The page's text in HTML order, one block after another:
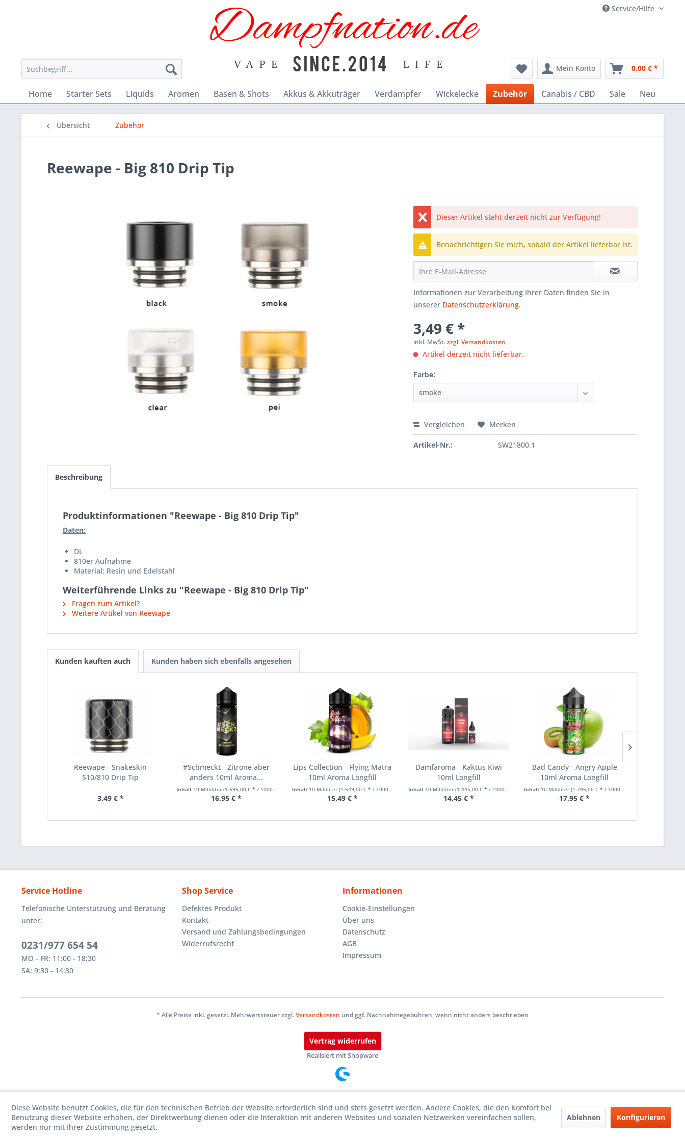
Service/Hilfe
Mein Konto 0,00 € *
Home Starter Sets Liquids Aromen Basen & Shots Akkus & Akkuträger Verdampfer Wickelecke Zubehör Canabis / CBD Sale Neu
Übersicht Zubehör
Reewape - Big 810 Drip Tip
Dieser Artikel steht derzeit nicht zur Verfügung!
Benachrichtigen Sie mich, sobald der Artikel lieferbar ist.
Informationen zur Verarbeitung Ihrer Daten finden Sie in
unserer Datenschutzerklärung.
3,49 € *
inkl. MwSt.zzgl. Versandkosten
Artikel derzeit nicht lieferbar.
Farbe:
Vergleichen Merken
Artikel-Nr.: SW21800.1
Beschreibung
Produktinformationen "Reewape - Big 810 Drip Tip"
Daten:
DL
810er Aufnahme
Material: Resin und Edelstahl
Weiterführende Links zu "Reewape - Big 810 Drip Tip"
Fragen zum Artikel?
Weitere Artikel von Reewape
Kunden kauften auch Kunden haben sich ebenfalls angesehen
Reewape - Snakeskin
510/810 Drip Tip
3,49 € *
#Schmeckt - Zitrone aber
anders 10ml Aroma...
Inhalt 10 Milliliter (1.695,00 € * / 1000 Milliliter)
16,95 € *
Lips Collection - Flying Matra
10ml Aroma Longfill
Inhalt 10 Milliliter(1.549,00 € * / 1000 Milliliter)
15,49 € *
Damfaroma - Kaktus Kiwi
10ml Longfill
Inhalt 10 Milliliter (1.445,00 € * / 1000 Milliliter)
14,45 € *
Bad Candy - Angry Apple
10ml Aroma Longfill
Inhalt 10 Milliliter(1.795,00 € * / 1000 Milliliter)
17,95 € *
Service Hotline
Telefonische Unterstützung und Beratung
unter:
0231/977 654 54
MO - FR: 11:00 - 18:30
SA: 9:30 - 14:30
Shop Service
Defektes Produkt
Kontakt
Versand und Zahlungsbedingungen
Widerrufsrecht
Informationen
Cookie-Einstellungen
Über uns
Datenschutz
AGB
Impressum
* Alle Preise inkl. gesetzl. Mehrwertsteuer zzgl.Versandkosten und ggf. Nachnahmegebühren, wenn nicht anders beschrieben
Vertrag widerrufen
Realisiert mit Shopware
Diese Website benutzt Cookies, die für den technischen Betrieb der Website erforderlich sind und stets gesetzt werden. Andere Cookies, die den Komfort bei
Benutzung dieser Website erhöhen, der Direktwerbung dienen oder die Interaktion mit anderen Websites und sozialen Netzwerken vereinfachen sollen,
werden nur mit Ihrer Zustimmung gesetzt.
Ablehnen Konfigurieren